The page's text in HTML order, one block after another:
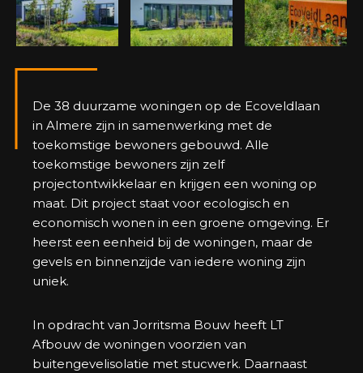
De 38 duurzame woningen op de Ecoveldlaan
in Almere zijn in samenwerking met de
toekomstige bewoners gebouwd. Alle
toekomstige bewoners zijn zelf
projectontwikkelaar en krijgen een woning op
maat. Dit project staat voor ecologisch en
economisch wonen in een groene omgeving. Er
heerst een eenheid bij de woningen, maar de
gevels en binnenzijde van iedere woning zijn
uniek.
In opdracht van Jorritsma Bouw heeft LT
Afbouw de woningen voorzien van
buitengevelisolatie met stucwerk. Daarnaast